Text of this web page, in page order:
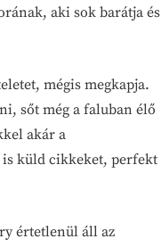
aki sok barátja és
mégis megkapja.
sőt még a faluban élő
akár a
is küld cikkeket, perfekt
értetlenül áll az